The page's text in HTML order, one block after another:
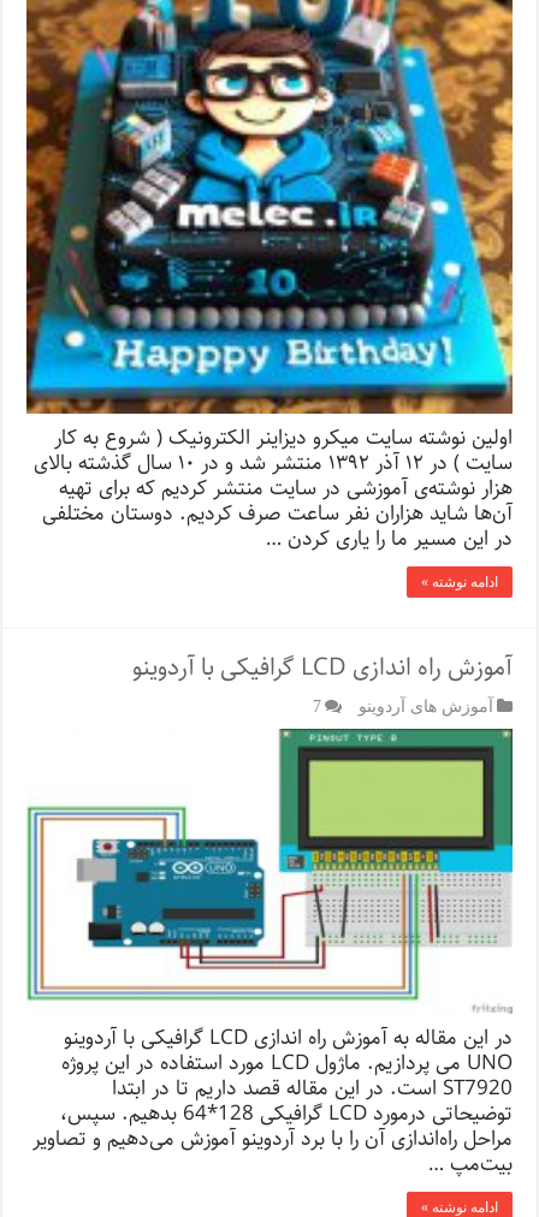
اولین نوشته سایت میکرو دیزاینر الکترونیک ( شروع به کار
سایت ) در ۱۲ آذر ۱۳۹۲ منتشر شد و در ۱۰ سال گذشته بالای
هزار نوشته‌ی آموزشی در سایت منتشر کردیم که برای تهیه‌
آن‌ها شاید هزاران نفر ساعت صرف کردیم. دوستان مختلفی
در این مسیر ما را یاری کردن …
ادامه نوشته »
آموزش راه اندازی LCD گرافیکی با آردوینو
آموزش های آردوینو 7
در این مقاله به آموزش راه اندازی LCD گرافیکی با آردوینو
UNO می پردازیم. ماژول LCD مورد استفاده در این پروژه
ST7920 است. در این مقاله قصد داریم تا در ابتدا
توضیحاتی درمورد LCD گرافیکی 128*64 بدهیم. سپس،
مراحل راه‌اندازی آن را با برد آردوینو آموزش می‌دهیم و تصاویر
بیت‌مپ …
ادامه نوشته »